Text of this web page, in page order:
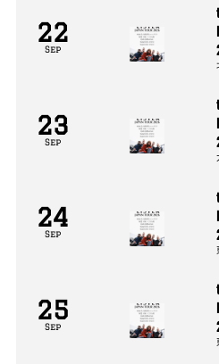
22
Sep
23
Sep
24
Sep
25
Sep